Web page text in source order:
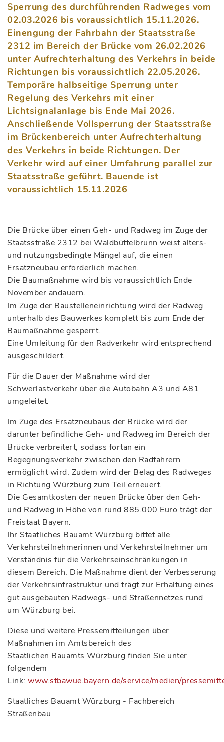
Sperrung des durchführenden Radweges vom
02.03.2026 bis voraussichtlich 15.11.2026.
Einengung der Fahrbahn der Staatsstraße
2312 im Bereich der Brücke vom 26.02.2026
unter Aufrechterhaltung des Verkehrs in beide
Richtungen bis voraussichtlich 22.05.2026.
Temporäre halbseitige Sperrung unter
Regelung des Verkehrs mit einer
Lichtsignalanlage bis Ende Mai 2026.
Anschließende Vollsperrung der Staatsstraße
im Brückenbereich unter Aufrechterhaltung
des Verkehrs in beide Richtungen. Der
Verkehr wird auf einer Umfahrung parallel zur
Staatsstraße geführt. Bauende ist
voraussichtlich 15.11.2026
Die Brücke über einen Geh- und Radweg im Zuge der
Staatsstraße 2312 bei Waldbüttelbrunn weist alters-
und nutzungsbedingte Mängel auf, die einen
Ersatzneubau erforderlich machen.
Die Baumaßnahme wird bis voraussichtlich Ende
November andauern.
Im Zuge der Baustelleneinrichtung wird der Radweg
unterhalb des Bauwerkes komplett bis zum Ende der
Baumaßnahme gesperrt.
Eine Umleitung für den Radverkehr wird entsprechend
ausgeschildert.
Für die Dauer der Maßnahme wird der
Schwerlastverkehr über die Autobahn A3 und A81
umgeleitet.
Im Zuge des Ersatzneubaus der Brücke wird der
darunter befindliche Geh- und Radweg im Bereich der
Brücke verbreitert, sodass fortan ein
Begegnungsverkehr zwischen den Radfahrern
ermöglicht wird. Zudem wird der Belag des Radweges
in Richtung Würzburg zum Teil erneuert.
Die Gesamtkosten der neuen Brücke über den Geh-
und Radweg in Höhe von rund 885.000 Euro trägt der
Freistaat Bayern.
Ihr Staatliches Bauamt Würzburg bittet alle
Verkehrsteilnehmerinnen und Verkehrsteilnehmer um
Verständnis für die Verkehrseinschränkungen in
diesem Bereich. Die Maßnahme dient der Verbesserung
der Verkehrsinfrastruktur und trägt zur Erhaltung eines
gut ausgebauten Radwegs- und Straßennetzes rund
um Würzburg bei.
Diese und weitere Pressemitteilungen über
Maßnahmen im Amtsbereich des
Staatlichen Bauamts Würzburg finden Sie unter
folgendem
Link: www.stbawue.bayern.de/service/medien/
Staatliches Bauamt Würzburg - Fachbereich
Straßenbau